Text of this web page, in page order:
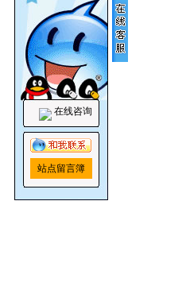
在线咨询
站点留言簿